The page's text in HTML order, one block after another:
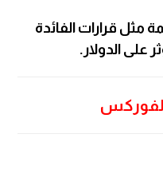
مثل قرارات الفائدة
على الدولار.